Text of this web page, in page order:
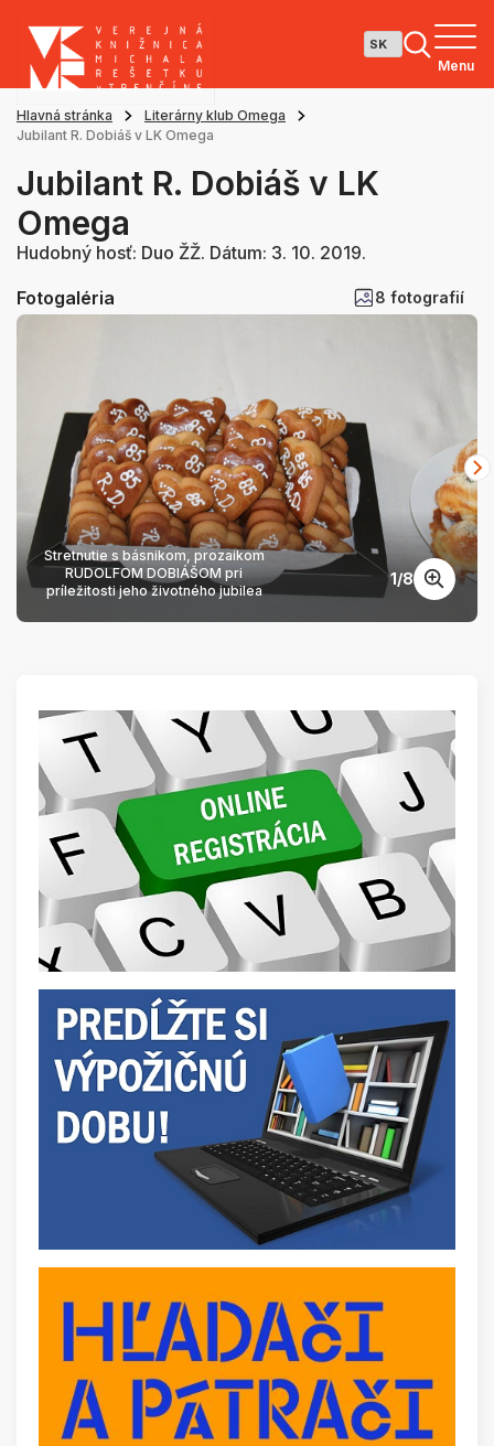
Menu
Hlavná stránka
Literárny klub Omega
Jubilant R. Dobiáš v LK Omega
Jubilant R. Dobiáš v LK
Omega
Hudobný hosť: Duo ŽŽ. Dátum: 3. 10. 2019.
Fotogaléria 8 fotografií
Stretnutie s básnikom, prozaikom
RUDOLFOM DOBIÁŠOM pri
príležitosti jeho životného jubilea
1/8